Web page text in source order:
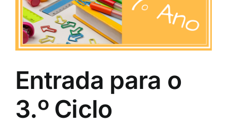
Image
Entrada para o
3.º Ciclo